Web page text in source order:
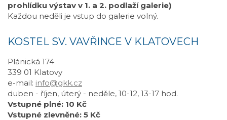
prohlídku výstav v 1. a 2. podlaží galerie)
Každou neděli je vstup do galerie volný.
KOSTEL SV. VAVŘINCE V KLATOVECH
Plánická 174
339 01 Klatovy
e-mail: info@gkk.cz
duben - říjen, úterý - neděle, 10-12, 13-17 hod.
Vstupné plné: 10 Kč
Vstupné zlevněné: 5 Kč